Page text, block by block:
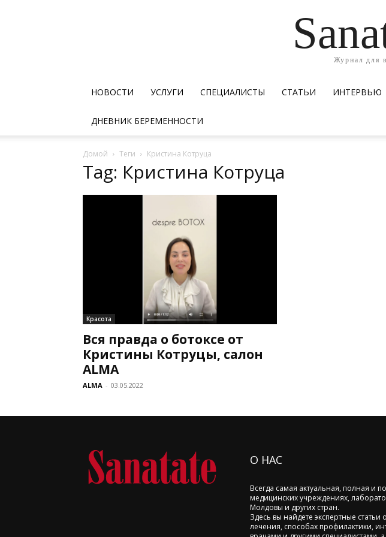
Журнал для
НОВОСТИ УСЛУГИ СПЕЦИАЛИСТЫ СТАТЬИ ИНТЕРВЬЮ
ДНЕВНИК БЕРЕМЕННОСТИ
Домой Теги Кристина Котруца
Tag: Кристина Котруца
Красота
Вся правда о ботоксе от
Кристины Котруцы, салон
ALMA
ALMA - 03.05.2022
О НАС
Всегда самая актуальная, полная и
медицинских учреждениях,
Молдовы и других стран.
Здесь вы найдете экспертные
лечения, способах профилактики,